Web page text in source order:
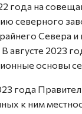
года на
северного
Севера и
В августе 2023
основы
года
к ним